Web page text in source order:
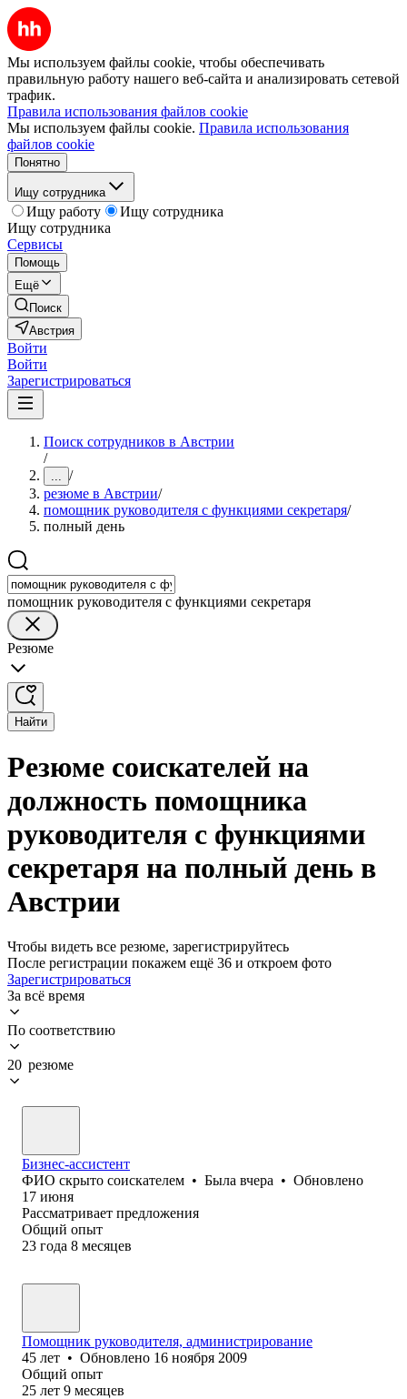
Мы используем файлы cookie, чтобы обеспечивать
правильную работу нашего веб-сайта и анализировать сетевой
трафик.
Правила использования файлов cookie
Мы используем файлы cookie. Правила использования
файлов cookie
Понятно
Ищу сотрудника
Ищу работу
Ищу сотрудника
Ищу сотрудника
Сервисы
Помощь
Ещё
Поиск
Австрия
Войти
Войти
Зарегистрироваться
Поиск сотрудников в Австрии
/
... /
резюме в Австрии/
помощник руководителя с функциями секретаря/
полный день
помощник руководителя с функциями секретаря
Резюме
Найти
Резюме соискателей на
должность помощника
руководителя с функциями
секретаря на полный день в
Австрии
Чтобы видеть все резюме, зарегистрируйтесь
После регистрации покажем ещё 36 и откроем фото
Зарегистрироваться
За всё время
По соответствию
20 резюме
Бизнес-ассистент
ФИО скрыто соискателем • Была вчера • Обновлено
17 июня
Рассматривает предложения
Общий опыт
23 года 8 месяцев
Помощник руководителя, администрирование
45 лет • Обновлено 16 ноября 2009
Общий опыт
25 лет 9 месяцев